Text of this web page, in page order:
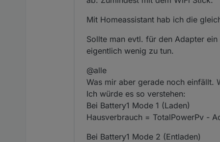
Daten kommen in den
WIFI Anschluß den USB Anschluß teilt. Also keine dezitierte Hardware ist. Also kannst du nur LAN oder WIFI verwenden.
funktioniert - hat deswegen
LAN Anschluß auf Zeit von
Abends war, keine String
Inbetriebnahme ist a
hängt drann.
Weitere Tests kommen
bis dahin dann auch in
Was mich interessieren
Mit Homeassistant hab ich die
Sollte man evtl. für den Adapter
eigentlich wenig zu tun.
@alle
Was mir aber gerade noch einfällt.
Ich würde es so verstehen:
Bei Battery1 Mode 1 (Laden)
Hausverbrauch = TotalPowerPv -
Bei Battery1 Mode 2 (Entladen)